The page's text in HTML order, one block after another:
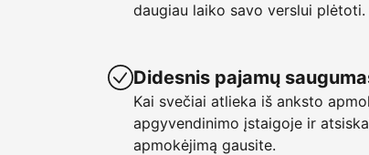
daugiau laiko savo verslui plėtoti.
Didesnis pajamų
Kai svečiai atlieka iš anksto
apgyvendinimo įstaigoje ir
apmokėjimą gausite.